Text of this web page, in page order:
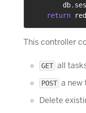
        db
.
return
This controller
GET all
POST a new
Delete